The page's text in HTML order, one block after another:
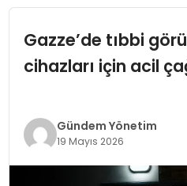
DÜNYA
SPOR
TEKNOLOJI
Gazze’de tıbbi
cihazları için acil
Gündem Yönetim
19 Mayıs 2026